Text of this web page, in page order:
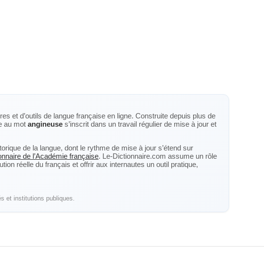
et d’outils de langue française en ligne. Construite depuis plus de
au mot angineuse s’inscrit dans un travail régulier de mise à jour et
de la langue, dont le rythme de mise à jour s’étend sur
de l’Académie française. Le-Dictionnaire.com assume un rôle
réelle du français et offrir aux internautes un outil pratique,
et institutions publiques.